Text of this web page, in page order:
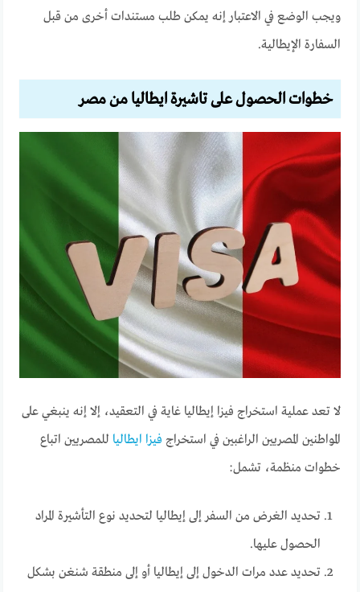
ويجب الوضع في الاعتبار إنه يمكن طلب مستندات أخرى من قبل
السفارة الإيطالية.
خطوات الحصول على تاشيرة ايطاليا من مصر
لا تعد عملية استخراج فيزا إيطاليا غاية في التعقيد، إلا إنه ينبغي على
المواطنين المصريين الراغبين في استخراج فيزا ايطاليا للمصريين اتباع
خطوات منظمة، تشمل:
تحديد الغرض من السفر إلى إيطاليا لتحديد نوع التأشيرة المراد
الحصول عليها.
تحديد عدد مرات الدخول إلى إيطاليا أو إلى منطقة شنغن بشكل